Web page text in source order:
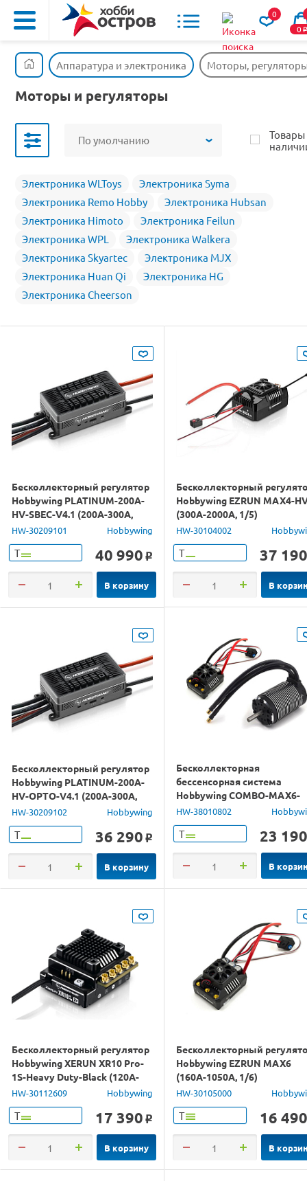
0
0o
Аппаратура и электроника Моторы,
Моторы и регуляторы
По умолчанию
Товары
Электроника WLToys
Электроника Syma
Электроника Remo Hobby
Электроника Hubsan
Электроника Himoto
Электроника Feilun
Электроника WPL
Электроника Walkera
Электроника Skyartec
Электроника MJX
Электроника Huan Qi
Электроника HG
Электроника Cheerson
Бесколлекторный регулятор
Hobbywing PLATINUM-200A-
HV-SBEC-V4.1 (200A-300A,
Aircraft, Heli)
HW-30209101 Hobbywing
Т 40 990 o
В корзину
Бесколлекторный
Hobbywing EZRUN MAX4-
(300A-2000A, 1/5)
влагозащищённый
HW-30104002
Т 37 190
В
Бесколлекторный регулятор
Hobbywing PLATINUM-200A-
HV-OPTO-V4.1 (200A-300A,
Aircraft, Heli)
HW-30209102 Hobbywing
Т 36 290 o
В корзину
Бесколлекторная
бессенсорная система
Hobbywing COMBO-MAX6-
5687/1100KV (160A, 1/6)
влагозащита
HW-38010802
Т 23 190
В
Бесколлекторный регулятор
Hobbywing XERUN XR10 Pro-
1S-Heavy Duty-Black (120A-
830A, 1/10, 1/12)
HW-30112609 Hobbywing
Т 17 390 o
В корзину
Бесколлекторный
Hobbywing EZRUN MAX6
(160A-1050A, 1/6)
влагозащищённый
HW-30105000
Т 16 490
В